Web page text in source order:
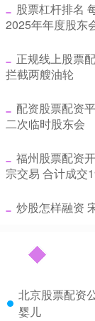
股票杠杆排名
2025年年度股东
正规线上股票
拦截两艘油轮
配资股票配资
二次临时股东会
福州股票配资
宗交易 合计成交
炒股怎样融资
北京股票配资
婴儿